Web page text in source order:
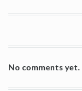
No comments yet.